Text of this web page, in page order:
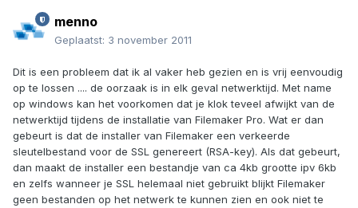
menno
Geplaatst: 3 november 2011
Dit is een probleem dat ik al vaker heb gezien en is vrij eenvoudig
op te lossen .... de oorzaak is in elk geval netwerktijd. Met name
op windows kan het voorkomen dat je klok teveel afwijkt van de
netwerktijd tijdens de installatie van Filemaker Pro. Wat er dan
gebeurt is dat de installer van Filemaker een verkeerde
sleutelbestand voor de SSL genereert (RSA-key). Als dat gebeurt,
dan maakt de installer een bestandje van ca 4kb grootte ipv 6kb
en zelfs wanneer je SSL helemaal niet gebruikt blijkt Filemaker
geen bestanden op het netwerk te kunnen zien en ook niet te